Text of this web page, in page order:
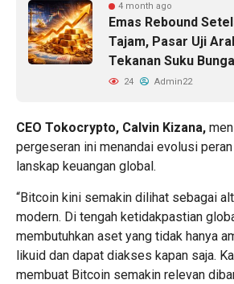
4 month ago
Emas Rebound
Tajam, Pasar Uji
Tekanan Suku Bunga
24 Admin22
CEO Tokocrypto, Calvin Kizana,
pergeseran ini menandai evolusi
lanskap keuangan global.
“Bitcoin kini semakin dilihat sebagai
modern. Di tengah ketidakpastian
membutuhkan aset yang tidak hanya
likuid dan dapat diakses kapan saja.
membuat Bitcoin semakin relevan